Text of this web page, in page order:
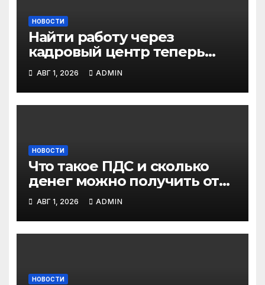
НОВОСТИ
Найти работу через
кадровый центр теперь
можно в два раза быстрее
АВГ 1, 2026 ADMIN
НОВОСТИ
Что такое ПДС и сколько
денег можно получить от
государства?
АВГ 1, 2026 ADMIN
НОВОСТИ